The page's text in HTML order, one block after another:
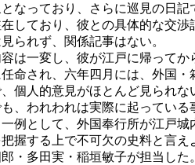
なっており、さらに巡見の日
しており、彼との具体的な交
られず、関係記事はない。
は一変し、彼が江戸に帰って
命され、六年四月には、外国
個人的意見がほとんど見られ
、われわれは実際に起ってい
例として、外国奉行所が江戸
握する上で不可欠の史料と言え
・多田実・稲垣敏子が担当した。